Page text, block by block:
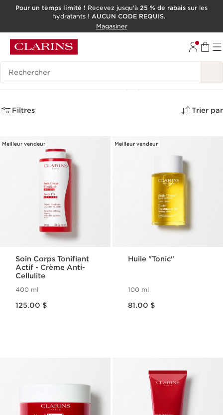
ALLER AU CONTENU
OUTIL D'ACCESSIBILITÉ
Pour un temps limité ! Recevez jusqu'à 25 % de rabais sur les
hydratants ! AUCUN CODE REQUIS.
Magasiner
Historique des recherches
Minceur & Fermeté (10)
Filtres Trier par
Meilleur vendeur
Soin Corps Tonifiant
Actif - Crème Anti-
Cellulite
400 ml
125.00 $
Meilleur vendeur
Huile "Tonic"
100 ml
81.00 $